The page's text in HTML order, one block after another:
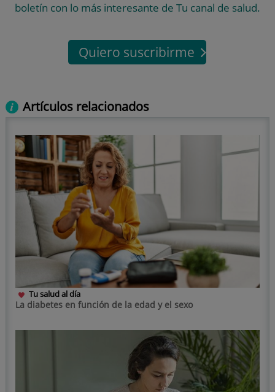
boletín con lo más interesante de Tu canal de salud.
Quiero suscribirme
Artículos relacionados
Tu salud al día
La diabetes en función de la edad y el sexo